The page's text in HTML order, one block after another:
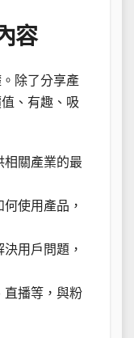
容
除了分享產
、有趣、吸
相關產業的最
使用產品，
用戶問題，
直播等，與粉